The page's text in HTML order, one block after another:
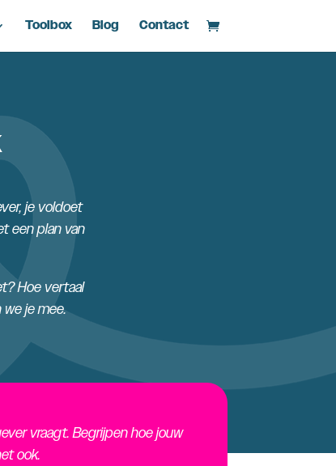
Toolbox Blog Contact
je voldoet
een plan van
Hoe vertaal
je mee.
vraagt. Begrijpen hoe jouw
ook.